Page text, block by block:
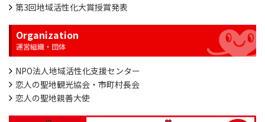
第3回地域活性化大賞授賞発表
Organization
NPO法人地域活性化支援センター
恋人の聖地観光協会・市町村長会
恋人の聖地親善大使